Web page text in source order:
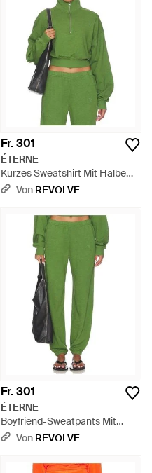
Fr. 301
ÉTERNE
Kurzes Sweatshirt Mit Halbem
Reissverschluss - Grün
Von REVOLVE
Fr. 301
ÉTERNE
Boyfriend-Sweatpants Mit
Taschen - Grün
Von REVOLVE